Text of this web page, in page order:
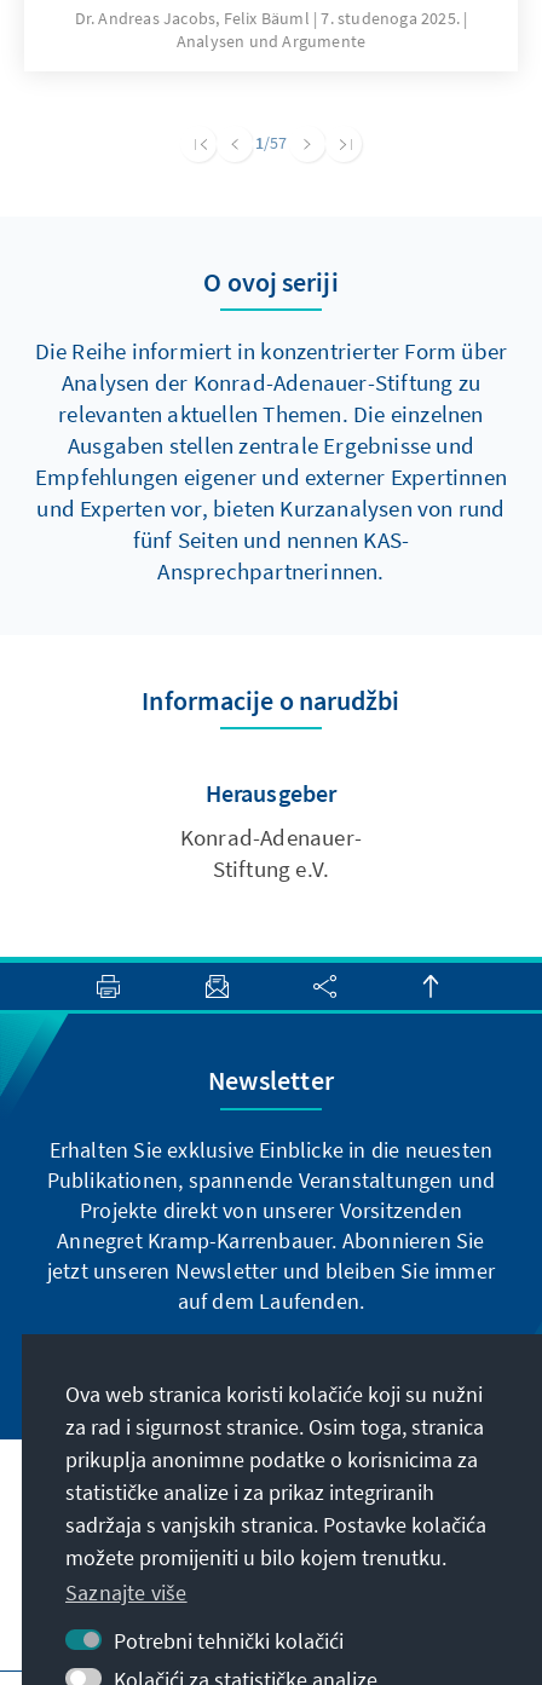
als Beschützerin jüdischen Lebens in
Deutschland zu positionieren. Diese
und erfüllt mehrere politische Funktionen.
Dr. Andreas Jacobs, Felix Bäuml 7. studenoga 2025.
Analysen und Argumente
1/57
O ovoj seriji
Die Reihe informiert in konzentrierter Form über
Analysen der Konrad-Adenauer-Stiftung zu
relevanten aktuellen Themen. Die einzelnen
Ausgaben stellen zentrale Ergebnisse und
Empfehlungen eigener und externer Expertinnen
und Experten vor, bieten Kurzanalysen von rund
fünf Seiten und nennen KAS-
Ansprechpartnerinnen.
Informacije o narudžbi
Herausgeber
Konrad-Adenauer-
Stiftung e.V.
Newsletter
Erhalten Sie exklusive Einblicke in die neuesten
Publikationen, spannende Veranstaltungen und
Projekte direkt von unserer Vorsitzenden
Annegret Kramp-Karrenbauer. Abonnieren Sie
jetzt unseren Newsletter und bleiben Sie immer
auf dem Laufenden.
Naša misija
Kontakt
Ostale ponude zaklade
Ova web stranica koristi kolačiće koji su nužni
za rad i sigurnost stranice. Osim toga, stranica
prikuplja anonimne podatke o korisnicima za
statističke analize i za prikaz integriranih
sadržaja s vanjskih stranica. Postavke kolačića
možete promijeniti u bilo kojem trenutku.
Saznajte više
Potrebni tehnički kolačići